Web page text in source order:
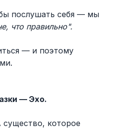
послушать себя — мы
что правильно".
— и поэтому
— Эхо.
которое